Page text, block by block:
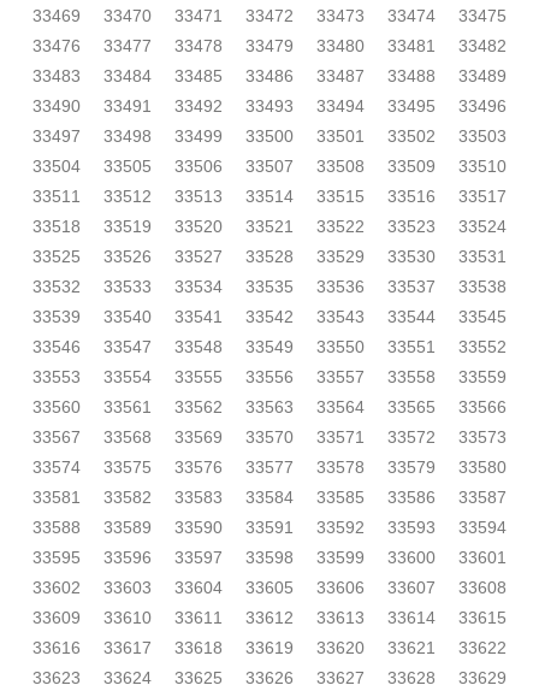
33469 33470 33471 33472 33473 33474
33475
33476
33477 33478 33479 33480 33481
33482
33483
33484 33485 33486 33487 33488
33489
33490
33491 33492 33493 33494 33495
33496
33497
33498 33499 33500 33501 33502
33503
33504
33505 33506 33507 33508 33509
33510
33511
33512 33513 33514 33515 33516
33517
33518
33519 33520 33521 33522 33523
33524
33525
33526 33527 33528 33529 33530
33531
33532
33533 33534 33535 33536 33537
33538
33539
33540 33541 33542 33543 33544
33545
33546
33547 33548 33549 33550 33551
33552
33553
33554 33555 33556 33557 33558
33559
33560
33561 33562 33563 33564 33565
33566
33567
33568 33569 33570 33571 33572
33573
33574
33575 33576 33577 33578 33579
33580
33581
33582 33583 33584 33585 33586
33587
33588
33589 33590 33591 33592 33593
33594
33595
33596 33597 33598 33599 33600
33601
33602
33603 33604 33605 33606 33607
33608
33609
33610 33611 33612 33613 33614
33615
33616
33617 33618 33619 33620 33621
33622
33623
33624 33625 33626 33627 33628
33629